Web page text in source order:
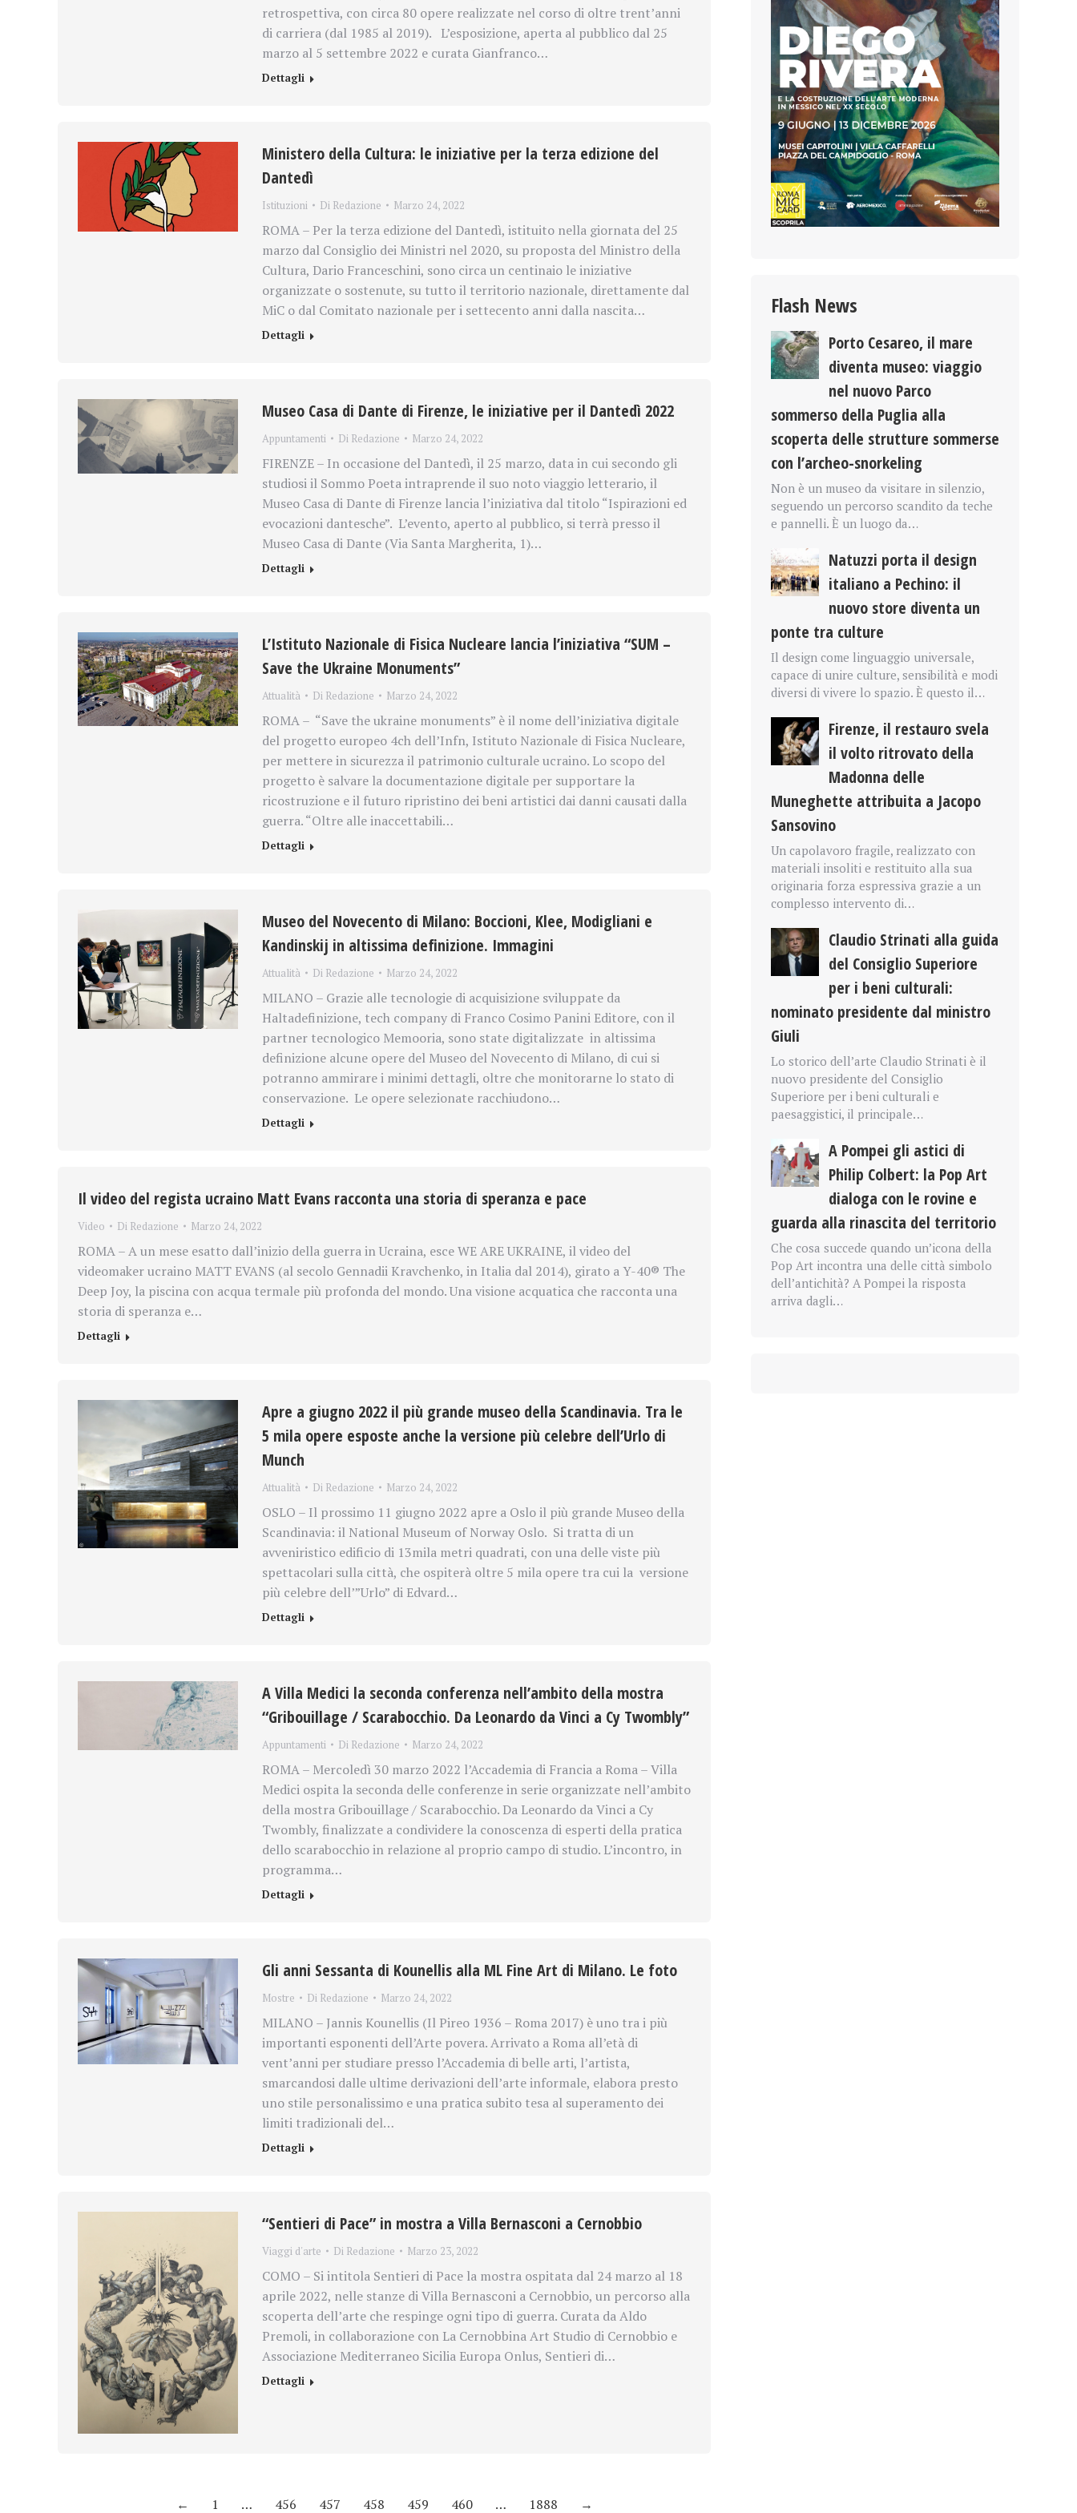
retrospettiva, con circa 80 opere realizzate nel corso di oltre trent’anni
di carriera (dal 1985 al 2019). L’esposizione, aperta al pubblico dal 25
marzo al 5 settembre 2022 e curata Gianfranco…
Dettagli
Ministero della Cultura: le iniziative per la terza edizione del
Dantedì
Istituzioni Di Redazione Marzo 24, 2022
ROMA – Per la terza edizione del Dantedì, istituito nella giornata del 25
marzo dal Consiglio dei Ministri nel 2020, su proposta del Ministro della
Cultura, Dario Franceschini, sono circa un centinaio le iniziative
organizzate o sostenute, su tutto il territorio nazionale, direttamente dal
MiC o dal Comitato nazionale per i settecento anni dalla nascita…
Dettagli
Museo Casa di Dante di Firenze, le iniziative per il Dantedì 2022
Appuntamenti Di Redazione Marzo 24, 2022
FIRENZE – In occasione del Dantedì, il 25 marzo, data in cui secondo gli
studiosi il Sommo Poeta intraprende il suo noto viaggio letterario, il
Museo Casa di Dante di Firenze lancia l’iniziativa dal titolo “Ispirazioni ed
evocazioni dantesche”. L’evento, aperto al pubblico, si terrà presso il
Museo Casa di Dante (Via Santa Margherita, 1)…
Dettagli
L’Istituto Nazionale di Fisica Nucleare lancia l’iniziativa “SUM –
Save the Ukraine Monuments”
Attualità Di Redazione Marzo 24, 2022
ROMA – “Save the ukraine monuments” è il nome dell’iniziativa digitale
del progetto europeo 4ch dell’Infn, Istituto Nazionale di Fisica Nucleare,
per mettere in sicurezza il patrimonio culturale ucraino. Lo scopo del
progetto è salvare la documentazione digitale per supportare la
ricostruzione e il futuro ripristino dei beni artistici dai danni causati dalla
guerra. “Oltre alle inaccettabili…
Dettagli
Museo del Novecento di Milano: Boccioni, Klee, Modigliani e
Kandinskij in altissima definizione. Immagini
Attualità Di Redazione Marzo 24, 2022
MILANO – Grazie alle tecnologie di acquisizione sviluppate da
Haltadefinizione, tech company di Franco Cosimo Panini Editore, con il
partner tecnologico Memooria, sono state digitalizzate in altissima
definizione alcune opere del Museo del Novecento di Milano, di cui si
potranno ammirare i minimi dettagli, oltre che monitorarne lo stato di
conservazione. Le opere selezionate racchiudono…
Dettagli
Il video del regista ucraino Matt Evans racconta una storia di speranza e pace
Video Di Redazione Marzo 24, 2022
ROMA – A un mese esatto dall’inizio della guerra in Ucraina, esce WE ARE UKRAINE, il video del
videomaker ucraino MATT EVANS (al secolo Gennadii Kravchenko, in Italia dal 2014), girato a Y-40® The
Deep Joy, la piscina con acqua termale più profonda del mondo. Una visione acquatica che racconta una
storia di speranza e…
Dettagli
Apre a giugno 2022 il più grande museo della Scandinavia. Tra le
5 mila opere esposte anche la versione più celebre dell’Urlo di
Munch
Attualità Di Redazione Marzo 24, 2022
OSLO – Il prossimo 11 giugno 2022 apre a Oslo il più grande Museo della
Scandinavia: il National Museum of Norway Oslo. Si tratta di un
avveniristico edificio di 13mila metri quadrati, con una delle viste più
spettacolari sulla città, che ospiterà oltre 5 mila opere tra cui la versione
più celebre dell’”Urlo” di Edvard…
Dettagli
A Villa Medici la seconda conferenza nell’ambito della mostra
“Gribouillage / Scarabocchio. Da Leonardo da Vinci a Cy Twombly”
Appuntamenti Di Redazione Marzo 24, 2022
ROMA – Mercoledì 30 marzo 2022 l’Accademia di Francia a Roma – Villa
Medici ospita la seconda delle conferenze in serie organizzate nell’ambito
della mostra Gribouillage / Scarabocchio. Da Leonardo da Vinci a Cy
Twombly, finalizzate a condividere la conoscenza di esperti della pratica
dello scarabocchio in relazione al proprio campo di studio. L’incontro, in
programma…
Dettagli
Gli anni Sessanta di Kounellis alla ML Fine Art di Milano. Le foto
Mostre Di Redazione Marzo 24, 2022
MILANO – Jannis Kounellis (Il Pireo 1936 – Roma 2017) è uno tra i più
importanti esponenti dell’Arte povera. Arrivato a Roma all’età di
vent’anni per studiare presso l’Accademia di belle arti, l’artista,
smarcandosi dalle ultime derivazioni dell’arte informale, elabora presto
uno stile personalissimo e una pratica subito tesa al superamento dei
limiti tradizionali del…
Dettagli
“Sentieri di Pace” in mostra a Villa Bernasconi a Cernobbio
Viaggi d'arte Di Redazione Marzo 23, 2022
COMO – Si intitola Sentieri di Pace la mostra ospitata dal 24 marzo al 18
aprile 2022, nelle stanze di Villa Bernasconi a Cernobbio, un percorso alla
scoperta dell’arte che respinge ogni tipo di guerra. Curata da Aldo
Premoli, in collaborazione con La Cernobbina Art Studio di Cernobbio e
Associazione Mediterraneo Sicilia Europa Onlus, Sentieri di…
Dettagli
← 1 … 456 457 458 459 460 … 1888 →
Flash News
Porto Cesareo, il mare
diventa museo: viaggio
nel nuovo Parco
sommerso della Puglia alla
scoperta delle strutture sommerse
con l’archeo-snorkeling
Non è un museo da visitare in silenzio,
seguendo un percorso scandito da teche
e pannelli. È un luogo da…
Natuzzi porta il design
italiano a Pechino: il
nuovo store diventa un
ponte tra culture
Il design come linguaggio universale,
capace di unire culture, sensibilità e modi
diversi di vivere lo spazio. È questo il…
Firenze, il restauro svela
il volto ritrovato della
Madonna delle
Muneghette attribuita a Jacopo
Sansovino
Un capolavoro fragile, realizzato con
materiali insoliti e restituito alla sua
originaria forza espressiva grazie a un
complesso intervento di…
Claudio Strinati alla guida
del Consiglio Superiore
per i beni culturali:
nominato presidente dal ministro
Giuli
Lo storico dell’arte Claudio Strinati è il
nuovo presidente del Consiglio
Superiore per i beni culturali e
paesaggistici, il principale…
A Pompei gli astici di
Philip Colbert: la Pop Art
dialoga con le rovine e
guarda alla rinascita del territorio
Che cosa succede quando un’icona della
Pop Art incontra una delle città simbolo
dell’antichità? A Pompei la risposta
arriva dagli…